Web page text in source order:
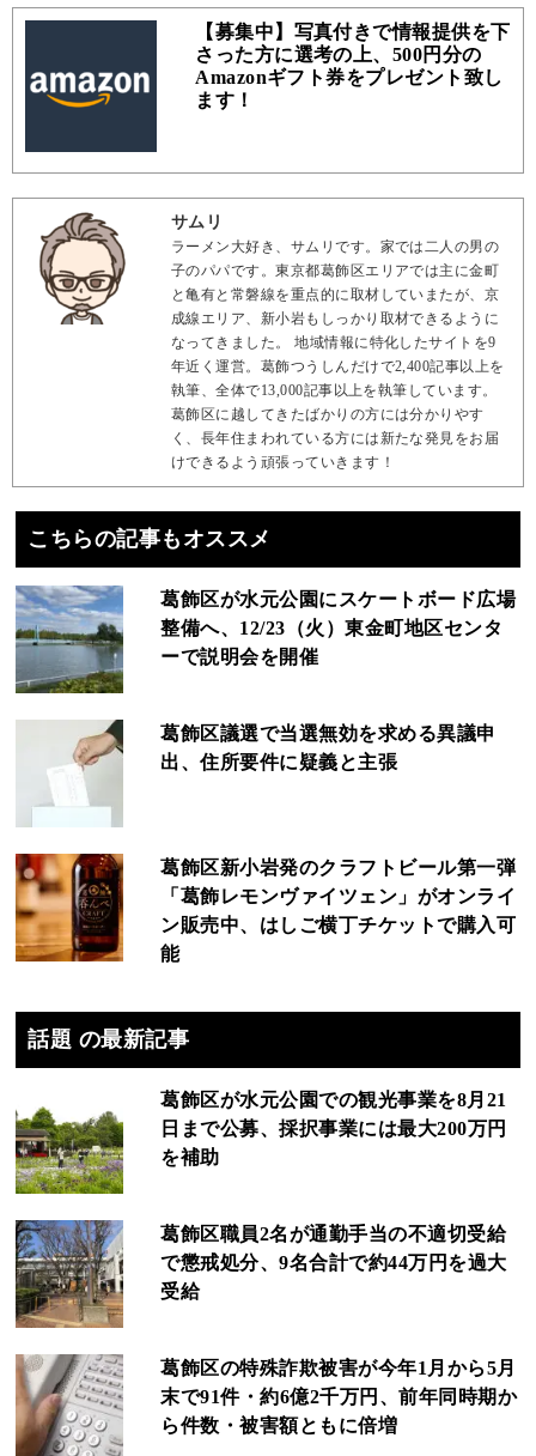
【募集中】写真付きで情報提供を下
さった方に選考の上、500円分の
Amazonギフト券をプレゼント致し
ます！
サムリ
ラーメン大好き、サムリです。家では二人の男の
子のパパです。東京都葛飾区エリアでは主に金町
と亀有と常磐線を重点的に取材していまたが、京
成線エリア、新小岩もしっかり取材できるように
なってきました。 地域情報に特化したサイトを9
年近く運営。葛飾つうしんだけで2,400記事以上を
執筆、全体で13,000記事以上を執筆しています。
葛飾区に越してきたばかりの方には分かりやす
く、長年住まわれている方には新たな発見をお届
けできるよう頑張っていきます！
こちらの記事もオススメ
葛飾区が水元公園にスケートボード広場
整備へ、12/23（火）東金町地区センタ
ーで説明会を開催
葛飾区議選で当選無効を求める異議申
出、住所要件に疑義と主張
葛飾区新小岩発のクラフトビール第一弾
「葛飾レモンヴァイツェン」がオンライ
ン販売中、はしご横丁チケットで購入可
能
話題 の最新記事
葛飾区が水元公園での観光事業を8月21
日まで公募、採択事業には最大200万円
を補助
葛飾区職員2名が通勤手当の不適切受給
で懲戒処分、9名合計で約44万円を過大
受給
葛飾区の特殊詐欺被害が今年1月から5月
末で91件・約6億2千万円、前年同時期か
ら件数・被害額ともに倍増